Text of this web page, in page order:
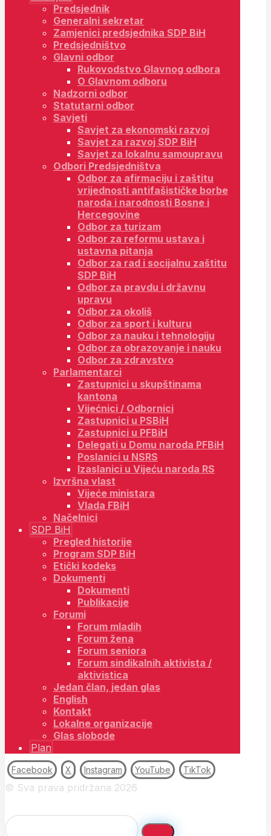
Predsjednik
Generalni sekretar
Zamjenici predsjednika SDP BiH
Predsjedništvo
Glavni odbor
Rukovodstvo Glavnog odbora
O Glavnom odboru
Nadzorni odbor
Statutarni odbor
Savjeti
Savjet za ekonomski razvoj
Savjet za razvoj SDP BiH
Savjet za lokalnu samoupravu
Odbori Predsjedništva
Odbor za afirmaciju i zaštitu
vrijednosti antifašističke borbe
naroda i narodnosti Bosne i
Hercegovine
Odbor za turizam
Odbor za reformu ustava i
ustavna pitanja
Odbor za rad i socijalnu zaštitu
SDP BiH
Odbor za pravdu i državnu
upravu
Odbor za okoliš
Odbor za sport i kulturu
Odbor za nauku i tehnologiju
Odbor za obrazovanje i nauku
Odbor za zdravstvo
Parlamentarci
Zastupnici u skupštinama
kantona
Vijećnici / Odbornici
Zastupnici u PSBiH
Zastupnici u PFBiH
Delegati u Domu naroda PFBiH
Poslanici u NSRS
Izaslanici u Vijeću naroda RS
Izvršna vlast
Vijeće ministara
Vlada FBiH
Načelnici
SDP BiH
Pregled historije
Program SDP BiH
Etički kodeks
Dokumenti
Dokumenti
Publikacije
Forumi
Forum mladih
Forum žena
Forum seniora
Forum sindikalnih aktivista /
aktivistica
Jedan član, jedan glas
English
Kontakt
Lokalne organizacije
Glas slobode
Plan
Facebook X Instagram YouTube TikTok
© Sva prava pridržana 2026